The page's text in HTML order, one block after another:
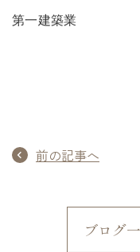
第一建築業
前の記事へ
ブログ